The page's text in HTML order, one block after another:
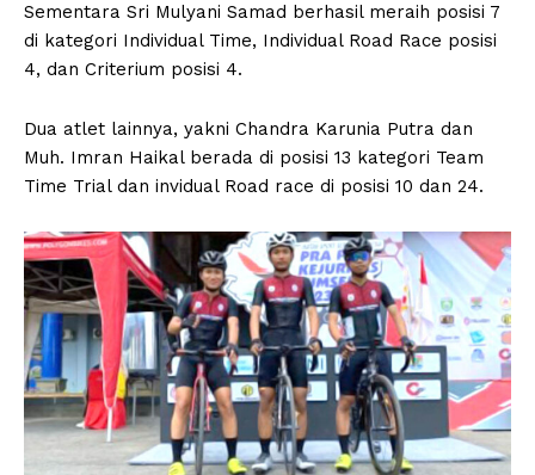
Sementara Sri Mulyani Samad berhasil meraih posisi 7
di kategori Individual Time, Individual Road Race posisi
4, dan Criterium posisi 4.
Dua atlet lainnya, yakni Chandra Karunia Putra dan
Muh. Imran Haikal berada di posisi 13 kategori Team
Time Trial dan invidual Road race di posisi 10 dan 24.